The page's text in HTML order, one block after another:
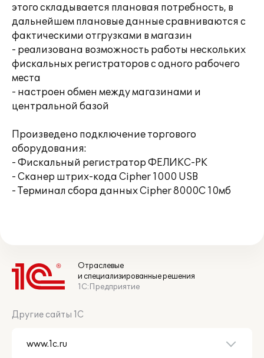
этого складывается плановая потребность, в
дальнейшем плановые данные сравниваются с
фактическими отгрузками в магазин
- реализована возможность работы нескольких
фискальных регистраторов с одного рабочего
места
- настроен обмен между магазинами и
центральной базой
Произведено подключение торгового
оборудования:
- Фискальный регистратор ФЕЛИКС-РК
- Сканер штрих-кода Cipher 1000 USB
- Терминал сбора данных Cipher 8000C 10мб
Отраслевые
и специализированные решения
1С:Предприятие
Другие сайты 1С